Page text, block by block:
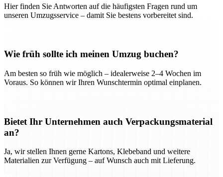
Hier finden Sie Antworten auf die häufigsten Fragen rund um
unseren Umzugsservice – damit Sie bestens vorbereitet sind.
Wie früh sollte ich meinen Umzug buchen?
Am besten so früh wie möglich – idealerweise 2–4 Wochen im
Voraus. So können wir Ihren Wunschtermin optimal einplanen.
Bietet Ihr Unternehmen auch Verpackungsmaterial
an?
Ja, wir stellen Ihnen gerne Kartons, Klebeband und weitere
Materialien zur Verfügung – auf Wunsch auch mit Lieferung.